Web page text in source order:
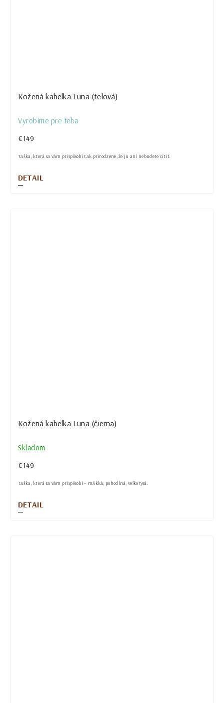
Kožená kabelka Luna (telová)
Vyrobíme pre teba
€149
DETAIL
Taška, ktorá sa vám prispôsobí tak prirodzene, že ju ani nebudete cítiť.
Kožená kabelka Luna (čierna)
Skladom
€149
DETAIL
Taška, ktorá sa vám prispôsobí – mäkká, pohodlná, veľkorysá.